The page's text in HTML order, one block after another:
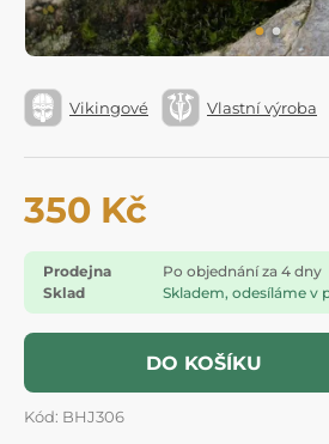
Vikingové Vlastní výroba
350 Kč
Prodejna
Po objednání za 4 dny
Sklad
Skladem, odesíláme v
DO KOŠÍKU
Kód: BHJ306